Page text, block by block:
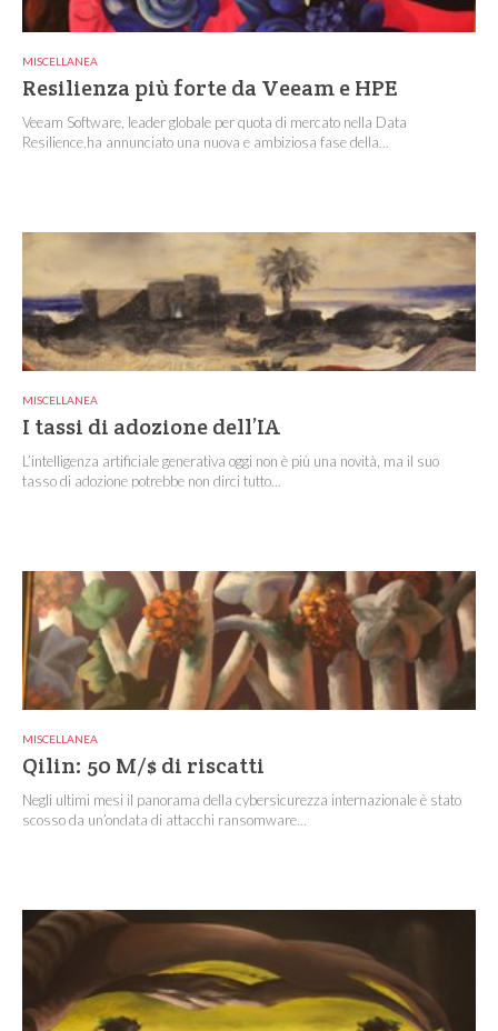
MISCELLANEA
Resilienza più forte da Veeam e HPE
Veeam Software, leader globale per quota di mercato nella Data
Resilience,ha annunciato una nuova e ambiziosa fase della...
MISCELLANEA
I tassi di adozione dell’IA
L’intelligenza artificiale generativa oggi non è più una novità, ma il suo
tasso di adozione potrebbe non dirci tutto...
MISCELLANEA
Qilin: 50 M/$ di riscatti
Negli ultimi mesi il panorama della cybersicurezza internazionale è stato
scosso da un’ondata di attacchi ransomware...